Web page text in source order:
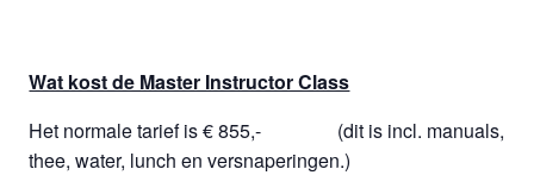
Wat kost de Master Instructor Class
Het normale tarief is € 855,- (dit is incl. manuals,
thee, water, lunch en versnaperingen.)